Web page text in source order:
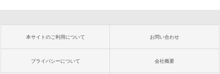
本サイトのご利用について お問い合わせ
プライバシーについて 会社概要